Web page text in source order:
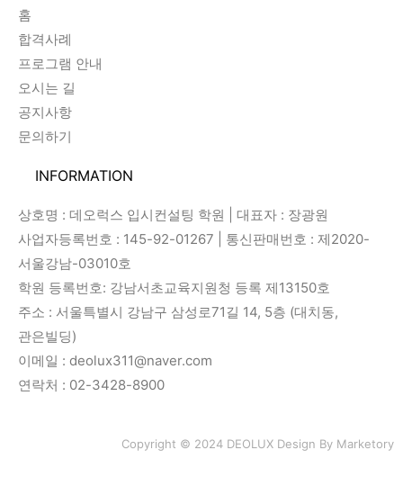
홈
합격사례
프로그램 안내
오시는 길
공지사항
문의하기
INFORMATION
상호명 : 데오럭스 입시컨설팅 학원 | 대표자 : 장광원
사업자등록번호 : 145-92-01267 | 통신판매번호 : 제2020-
서울강남-03010호
학원 등록번호: 강남서초교육지원청 등록 제13150호
주소 : 서울특별시 강남구 삼성로71길 14, 5층 (대치동,
관은빌딩)
이메일 : deolux311@naver.com
연락처 : 02-3428-8900
Copyright © 2024 DEOLUX Design By Marketory